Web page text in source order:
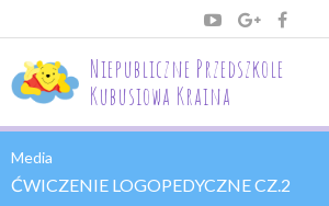
Niepubliczne Przedszkole
Kubusiowa Kraina
Media
ĆWICZENIE LOGOPEDYCZNE CZ.2